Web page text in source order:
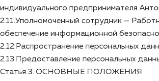
индивидуального предпринимателя
2.11.Уполномоченный сотрудник —
обеспечение информационной
2.12.Распространение персональных
2.13.Предоставление персональных
Статья 3. ОСНОВНЫЕ ПОЛОЖЕНИЯ